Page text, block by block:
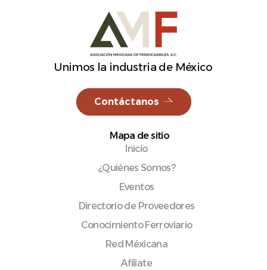
Unimos la industria de México
Contáctanos
Mapa de sitio
Inicio
¿Quiénes Somos?
Eventos
Directorio de Proveedores
Conocimiento Ferroviario
Red Méxicana
Afíliate